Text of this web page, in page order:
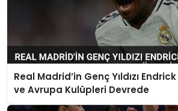
Real Madrid’in Genç Yıldızı
ve Avrupa Kulüpleri Devrede